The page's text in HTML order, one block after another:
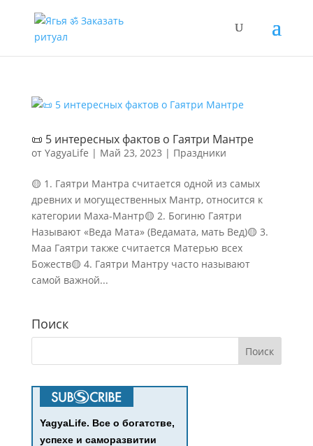
📜 5 интересных фактов о Гаятри Мантре
от YagyaLife | Май 23, 2023 | Праздники
🟡 1. Гаятри Мантра считается одной из самых
древних и могущественных Мантр, относится к
категории Маха-Мантр🟡 2. Богиню Гаятри
Называют «Веда Мата» (Ведамата, мать Вед)🟡 3.
Маа Гаятри также считается Матерью всех
Божеств🟡 4. Гаятри Мантру часто называют
самой важной...
Поиск
YagyaLife. Все о богатстве,
успехе и саморазвитии